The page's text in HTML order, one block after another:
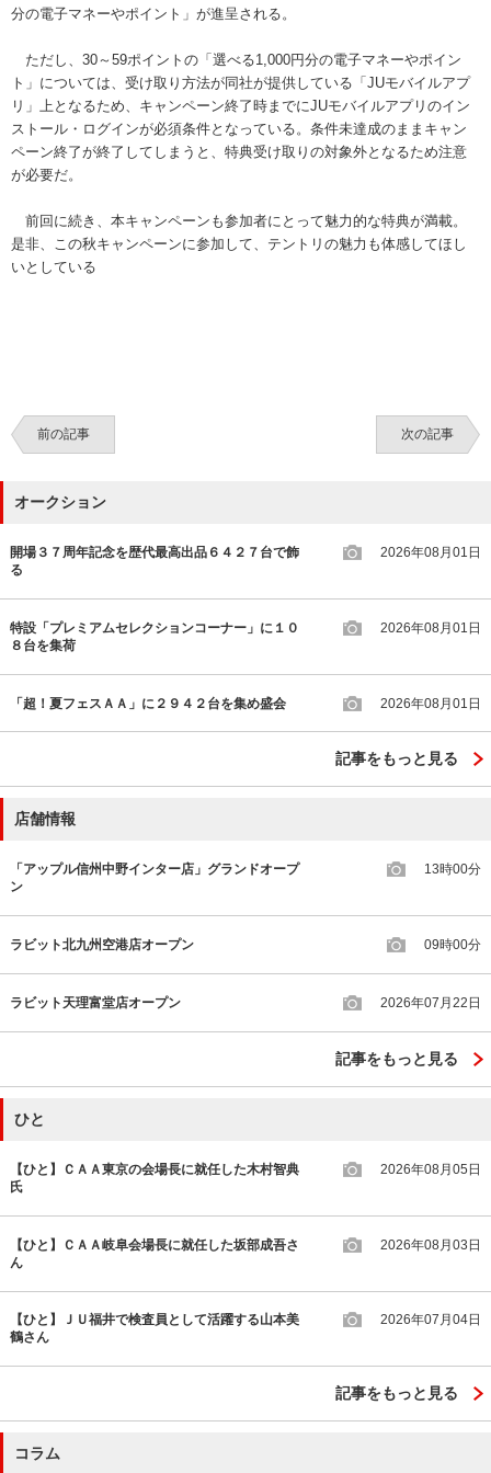
分の電子マネーやポイント」が進呈される。
ただし、30～59ポイントの「選べる1,000円分の電子マネーやポイン
ト」については、受け取り方法が同社が提供している「JUモバイルアプ
リ」上となるため、キャンペーン終了時までにJUモバイルアプリのイン
ストール・ログインが必須条件となっている。条件未達成のままキャン
ペーン終了が終了してしまうと、特典受け取りの対象外となるため注意
が必要だ。
前回に続き、本キャンペーンも参加者にとって魅力的な特典が満載。
是非、この秋キャンペーンに参加して、テントリの魅力も体感してほし
いとしている
前の記事 次の記事
オークション
開場３７周年記念を歴代最高出品６４２７台で飾
る
2026年08月01日
特設「プレミアムセレクションコーナー」に１０
８台を集荷
2026年08月01日
「超！夏フェスＡＡ」に２９４２台を集め盛会 2026年08月01日
記事をもっと見る
店舗情報
「アップル信州中野インター店」グランドオープ
ン
13時00分
ラビット北九州空港店オープン 09時00分
ラビット天理富堂店オープン 2026年07月22日
記事をもっと見る
ひと
【ひと】ＣＡＡ東京の会場長に就任した木村智典
氏
2026年08月05日
【ひと】ＣＡＡ岐阜会場長に就任した坂部成吾さ
ん
2026年08月03日
【ひと】ＪＵ福井で検査員として活躍する山本美
鶴さん
2026年07月04日
記事をもっと見る
コラム